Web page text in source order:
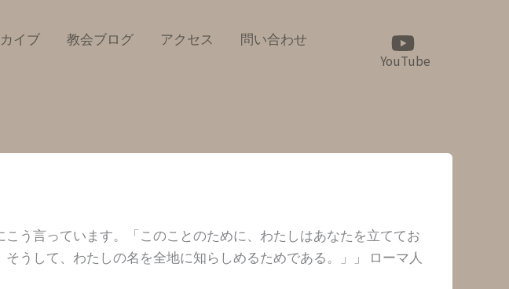
イブ 教会ブログ アクセス
問い合わせ
YouTube
う言っています。「このことのために、わたしはあなたを立ててお
うして、わたしの名を全地に知らしめるためである。」」 ローマ人